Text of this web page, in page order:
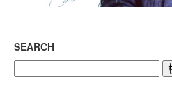
SEARCH